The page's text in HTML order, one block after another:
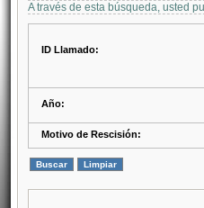
A través de esta búsqueda, usted
ID Llamado:
Año:
Motivo de Rescisión: